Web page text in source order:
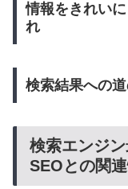
情報をきれい
れ
検索結果への
検索エンジ
SEOとの関